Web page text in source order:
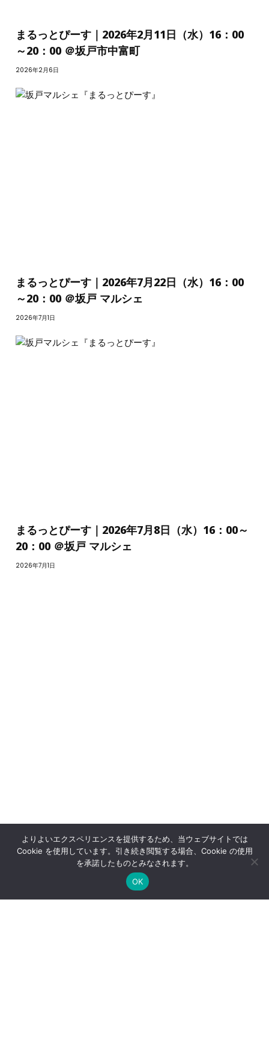
まるっとぴーす｜2026年2月11日（水）16：00
～20：00 ＠坂戸市中富町
2026年2月6日
まるっとぴーす｜2026年7月22日（水）16：00
～20：00 ＠坂戸 マルシェ
2026年7月1日
まるっとぴーす｜2026年7月8日（水）16：00～
20：00 ＠坂戸 マルシェ
2026年7月1日
よりよいエクスペリエンスを提供するため、当ウェブサイトでは
Cookie を使用しています。引き続き閲覧する場合、Cookie の使用
を承諾したものとみなされます。
OK